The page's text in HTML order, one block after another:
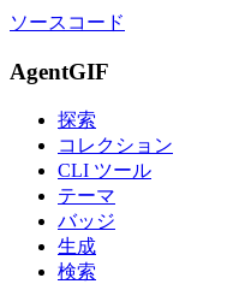
ソースコード
AgentGIF
探索
コレクション
CLI ツール
テーマ
バッジ
生成
検索